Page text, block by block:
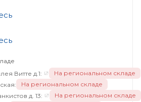
Витте д.1:
На региональном складе
На региональном складе
д. 13:
На региональном складе